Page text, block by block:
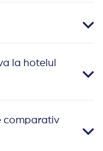
la hotelul
comparativ